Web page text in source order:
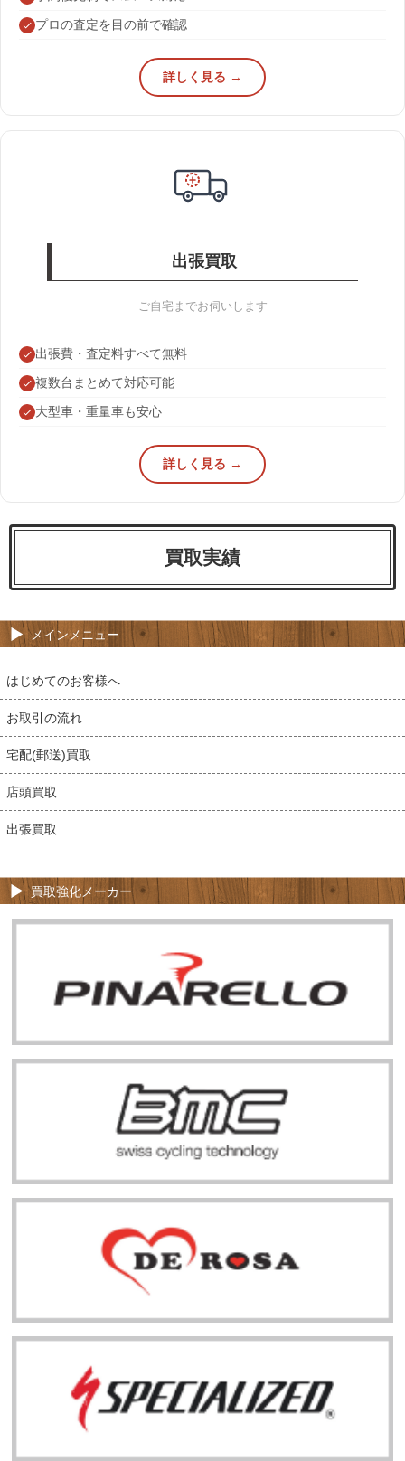
プロの査定を目の前で確認
詳しく見る →
出張買取
ご自宅までお伺いします
出張費・査定料すべて無料
複数台まとめて対応可能
大型車・重量車も安心
詳しく見る →
買取実績
メインメニュー
はじめてのお客様へ
お取引の流れ
宅配(郵送)買取
店頭買取
出張買取
買取強化メーカー